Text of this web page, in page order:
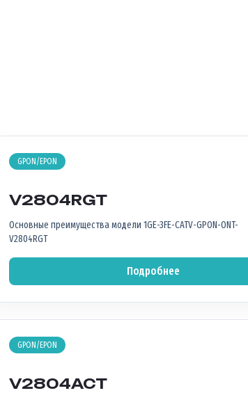
GPON/EPON
V2804RGT
Основные преимущества модели 1GE-3FE-CATV-GPON-ONT-
V2804RGT
Подробнее
GPON/EPON
V2804ACT